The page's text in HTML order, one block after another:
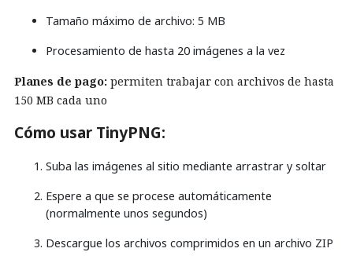
Tamaño máximo de archivo: 5 MB
Procesamiento de hasta 20 imágenes a la vez
Planes de pago: permiten trabajar con archivos de hasta
150 MB cada uno
Cómo usar TinyPNG:
Suba las imágenes al sitio mediante arrastrar y soltar
Espere a que se procese automáticamente
(normalmente unos segundos)
Descargue los archivos comprimidos en un archivo ZIP